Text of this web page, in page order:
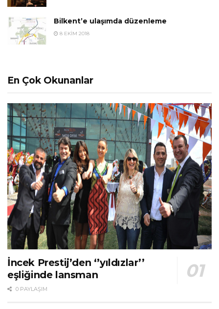
Bilkent’e ulaşımda düzenleme
8 EKIM 2018
En Çok Okunanlar
İncek Prestij’den ‘’yıldızlar’’
eşliğinde lansman
0 PAYLAŞIM